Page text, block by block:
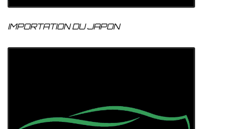
IMPORTATION DU JAPON